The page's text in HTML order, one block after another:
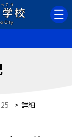
> 詳細